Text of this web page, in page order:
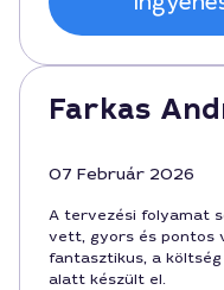
Farkas
07 Február 2026
A tervezési folyamat
vett, gyors és pontos
fantasztikus, a
alatt készült el.